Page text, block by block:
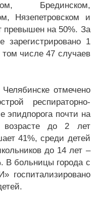
Брединском,
Нязепетровском и
превышен на 50%. За
1
числе 47 случаев
отмечено
респираторно-
эпидпорога почти на
до 2 лет
41%, среди детей
до 14 лет –
В больницы города с
госпитализировано